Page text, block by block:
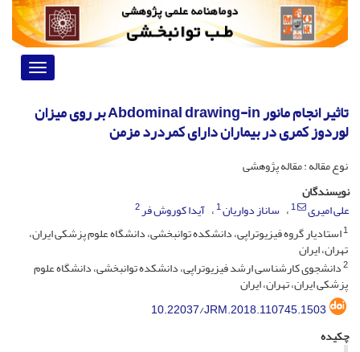
Toggle
تاثیر انجام مانور Abdominal drawing-in بر روی میزان
لوردوز کمری در بیماران دارای کمردرد مزمن
نوع مقاله : مقاله پژوهشی
نویسندگان
علی امیری
1 ساناز دواریان1 آیدا کوروش فر2
1استادیار گروه فیزیوتراپی، دانشکده توانبخشی، دانشگاه علوم پزشکی ایران،
تهران، ایران
2دانشجوی کارشناسی ارشد فیزیوتراپی، دانشکده توانبخشی، دانشگاه علوم
پزشکی ایران، تهران، ایران
10.22037/JRM.2018.110745.1503
چکیده